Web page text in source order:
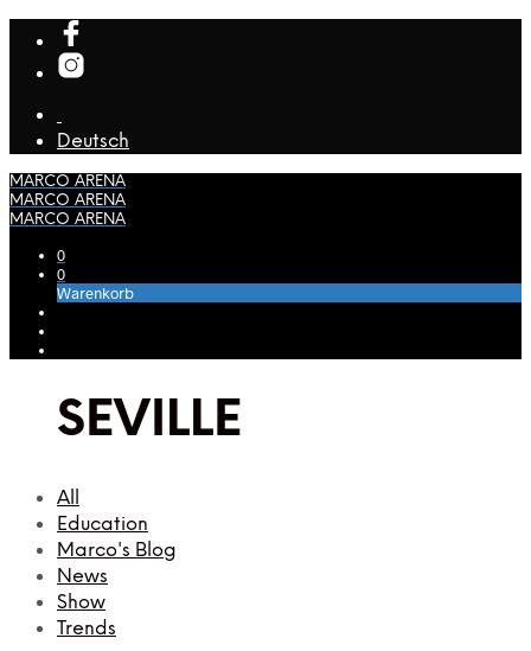
Deutsch
MARCO ARENA
MARCO ARENA
MARCO ARENA
0
0
Warenkorb
SEVILLE
All
Education
Marco's Blog
News
Show
Trends